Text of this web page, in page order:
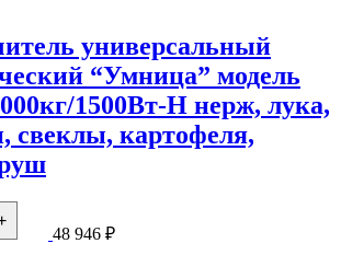
1500Вт,
универсальный
“Умница” модель
1500Вт-Н нерж, лука,
свеклы, картофеля,
48 946 ₽